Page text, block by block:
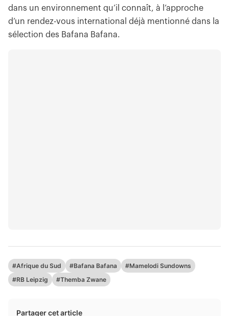
dans un environnement qu’il connaît, à l’approche
d’un rendez-vous international déjà mentionné dans la
sélection des Bafana Bafana.
#Afrique du Sud #Bafana Bafana
#Mamelodi Sundowns
#RB Leipzig
#Themba Zwane
Partager cet article